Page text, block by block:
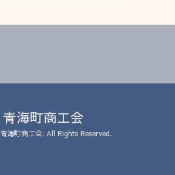
青海町商工会
青海町商工会. All Rights Reserved.